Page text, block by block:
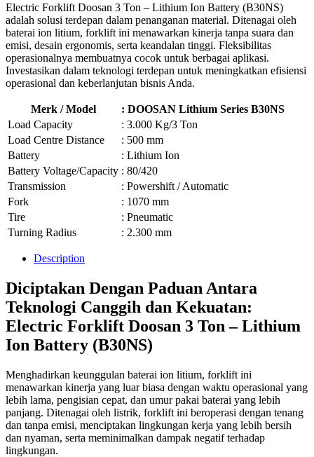
Electric Forklift Doosan 3 Ton – Lithium Ion Battery (B30NS)
adalah solusi terdepan dalam penanganan material. Ditenagai oleh
baterai ion litium, forklift ini menawarkan kinerja tanpa suara dan
emisi, desain ergonomis, serta keandalan tinggi. Fleksibilitas
operasionalnya membuatnya cocok untuk berbagai aplikasi.
Investasikan dalam teknologi terdepan untuk meningkatkan efisiensi
operasional dan keberlanjutan bisnis Anda.
Merk / Model
: DOOSAN Lithium Series B30NS
Load Capacity
: 3.000 Kg/3 Ton
Load Centre Distance
: 500 mm
Battery
: Lithium Ion
Battery Voltage/Capacity : 80/420
Transmission
: Powershift / Automatic
Fork
: 1070 mm
Tire
: Pneumatic
Turning Radius
: 2.300 mm
Description
Diciptakan Dengan Paduan Antara
Teknologi Canggih dan Kekuatan:
Electric Forklift Doosan 3 Ton – Lithium
Ion Battery (B30NS)
Menghadirkan keunggulan baterai ion litium, forklift ini
menawarkan kinerja yang luar biasa dengan waktu operasional yang
lebih lama, pengisian cepat, dan umur pakai baterai yang lebih
panjang. Ditenagai oleh listrik, forklift ini beroperasi dengan tenang
dan tanpa emisi, menciptakan lingkungan kerja yang lebih bersih
dan nyaman, serta meminimalkan dampak negatif terhadap
lingkungan.